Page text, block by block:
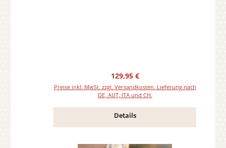
Regulärer Preis:
129,95 €
Preise inkl. MwSt. zzgl. Versandkosten. Lieferung nach
DE, AUT, ITA und CH.
Details